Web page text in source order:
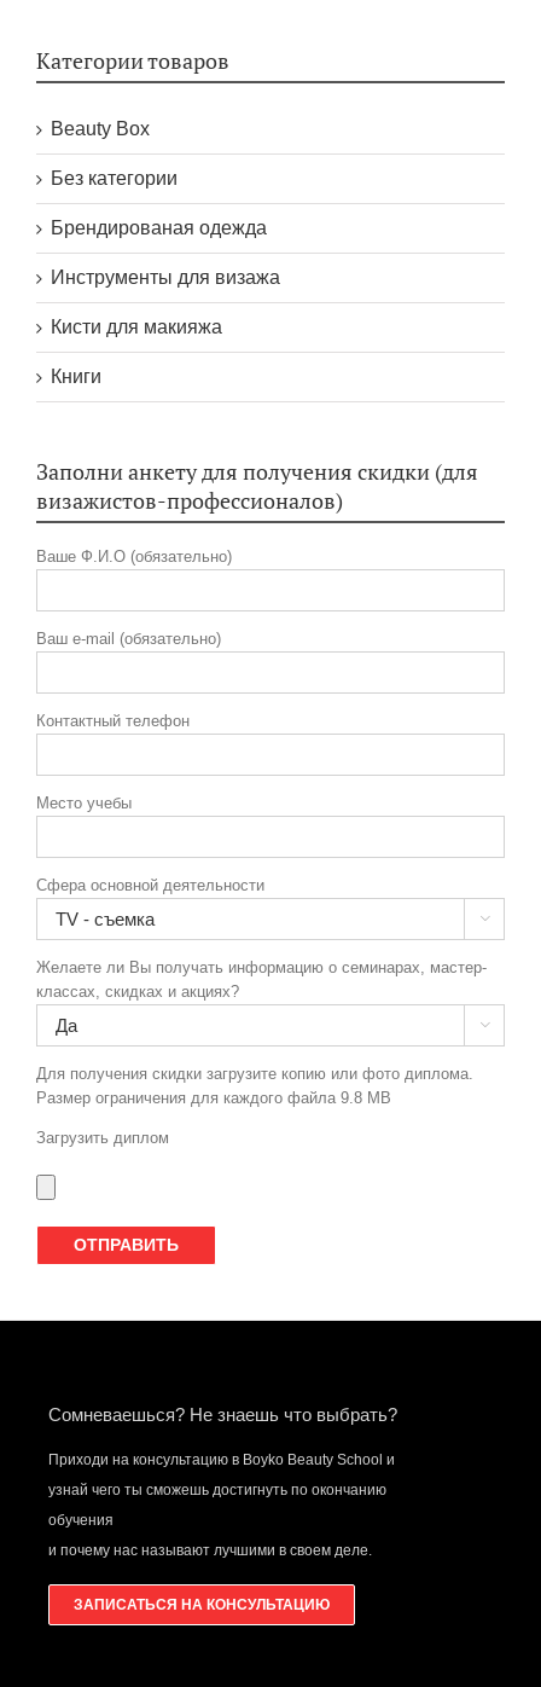
Категории товаров
Beauty Box
Без категории
Брендированая одежда
Инструменты для визажа
Кисти для макияжа
Книги
Заполни анкету для получения скидки (для
визажистов-профессионалов)
Ваше Ф.И.О (обязательно)
Ваш e-mail (обязательно)
Контактный телефон
Место учебы
Сфера основной деятельности

Желаете ли Вы получать информацию о семинарах, мастер-
классах, скидках и акциях?

Для получения скидки загрузите копию или фото диплома.
Размер ограничения для каждого файла 9.8 MB
Загрузить диплом
Сомневаешься? Не знаешь что выбрать?
Приходи на консультацию в Boyko Beauty School и
узнай чего ты сможешь достигнуть по окончанию
обучения
и почему нас называют лучшими в своем деле.
ЗАПИСАТЬСЯ НА КОНСУЛЬТАЦИЮ